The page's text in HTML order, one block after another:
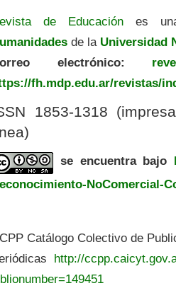
de Educación es
de la Universidad
electrónico:
fh.mdp.edu.ar/revistas/
1853-1318
se encuentra bajo
NoComercial-
Catálogo Colectivo de
http://